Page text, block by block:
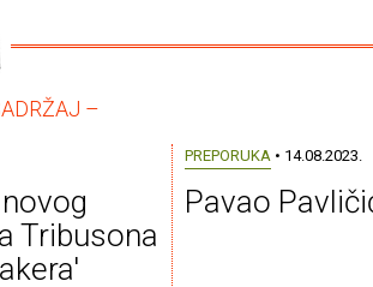
–
Tribusona
PREPORUKA • 14.08.2023.
Pavao